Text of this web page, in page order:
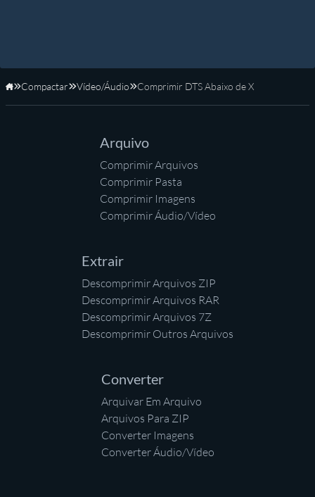
Início
Compactar Vídeo/Áudio Comprimir DTS Abaixo de X
Arquivo
Comprimir Arquivos
Comprimir Pasta
Comprimir Imagens
Comprimir Áudio/Vídeo
Extrair
Descomprimir Arquivos ZIP
Descomprimir Arquivos RAR
Descomprimir Arquivos 7Z
Descomprimir Outros Arquivos
Converter
Arquivar Em Arquivo
Arquivos Para ZIP
Converter Imagens
Converter Áudio/Vídeo